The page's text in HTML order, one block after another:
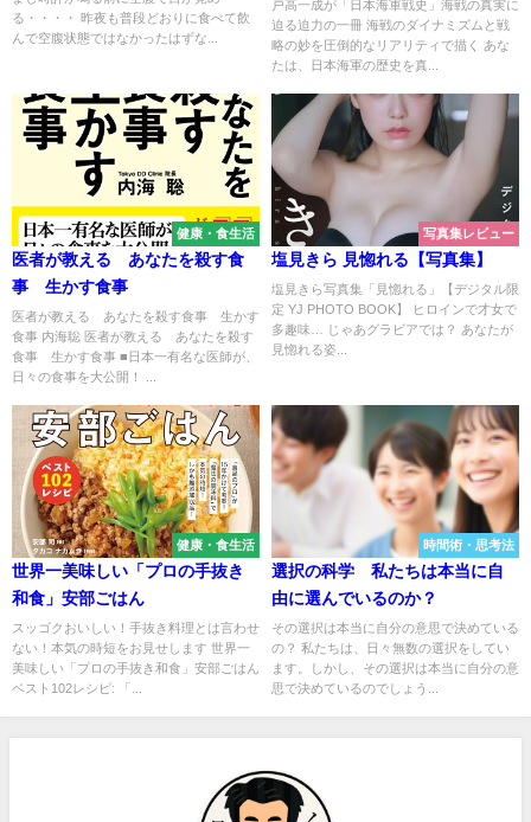
る・・・・ 昨夜も普段どおりに食べて飲
んで空腹状態ではなかったはずな...
戸高一成が「日本海軍戦史」海戦の真実に
迫る迫力の一冊 海戦のダイナミズムと戦
略の妙を圧倒的なリアリティで描く あな
たは、日本海軍の歴史を真...
健康・食生活
医者が教える あなたを殺す食
事 生かす食事
医者が教える あなたを殺す食事 生かす
食事 内海聡 医者が教える あなたを殺す
食事 生かす食事 ■日本一有名な医師が、
日々の食事を大公開！ ...
写真集レビュー
塩見きら 見惚れる【写真集】
塩見きら写真集「見惚れる」【デジタル限
定 YJ PHOTO BOOK】 ヒロインで才女で
多趣味… じゃあグラビアでは？ あなたが
見惚れる姿...
健康・食生活
世界一美味しい「プロの手抜き
和食」安部ごはん
スッゴクおいしい！手抜き料理とは言わせ
ない！本気の時短をお見せします 世界一
美味しい「プロの手抜き和食」安部ごはん
ベスト102レシピ: 「...
時間術・思考法
選択の科学 私たちは本当に自
由に選んでいるのか？
その選択は本当に自分の意思で決めている
の？ 私たちは、日々無数の選択をしてい
ます。しかし、その選択は本当に自分の意
思で決めているのでしょう...